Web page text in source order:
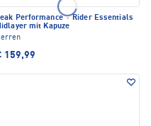
Performance·Rider Essentials
mit Kapuze
159,99